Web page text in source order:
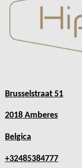
Brusselstraat 51
2018 Amberes
Belgica
+32485384777